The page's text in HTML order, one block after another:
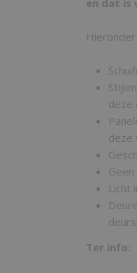
en dat is
deze
deze
Licht
Ter info: